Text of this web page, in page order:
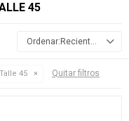
45
Recientes
Talle 45 Quitar filtros